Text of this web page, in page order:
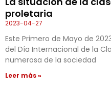
proletaria
2023-04-27
Este Primero de Mayo de
del Día Internacional de la
numerosa de la sociedad
Leer más »